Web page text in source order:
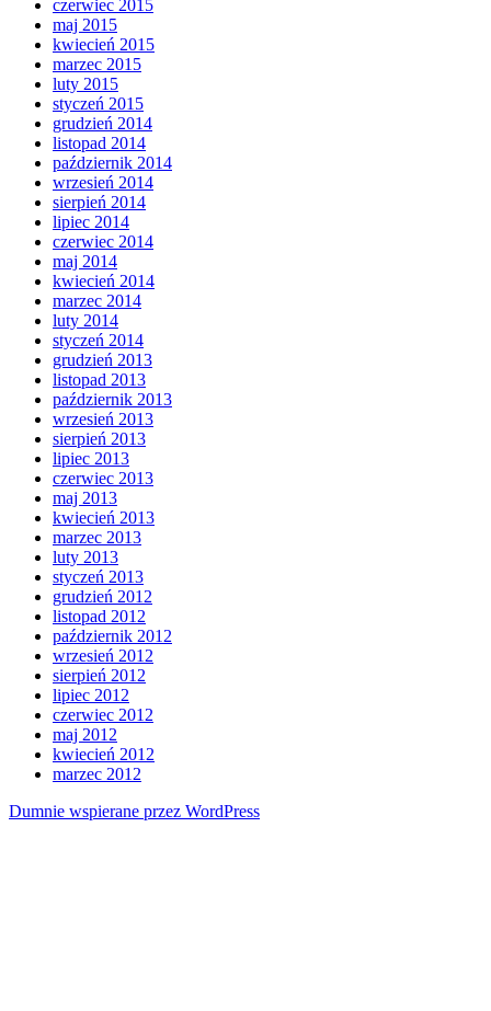
czerwiec 2015
maj 2015
kwiecień 2015
marzec 2015
luty 2015
styczeń 2015
grudzień 2014
listopad 2014
październik 2014
wrzesień 2014
sierpień 2014
lipiec 2014
czerwiec 2014
maj 2014
kwiecień 2014
marzec 2014
luty 2014
styczeń 2014
grudzień 2013
listopad 2013
październik 2013
wrzesień 2013
sierpień 2013
lipiec 2013
czerwiec 2013
maj 2013
kwiecień 2013
marzec 2013
luty 2013
styczeń 2013
grudzień 2012
listopad 2012
październik 2012
wrzesień 2012
sierpień 2012
lipiec 2012
czerwiec 2012
maj 2012
kwiecień 2012
marzec 2012
Dumnie wspierane przez WordPress